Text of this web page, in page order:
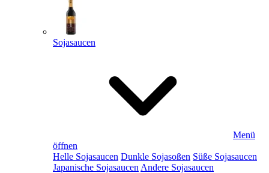
Sojasaucen
Menü
öffnen
Helle Sojasaucen Dunkle Sojasoßen Süße Sojasaucen
Japanische Sojasaucen Andere Sojasaucen